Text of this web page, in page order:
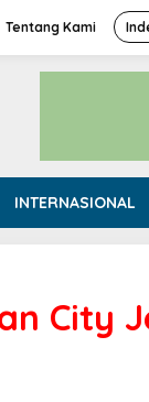
Tentang Kami
INTERNASIONAL
City